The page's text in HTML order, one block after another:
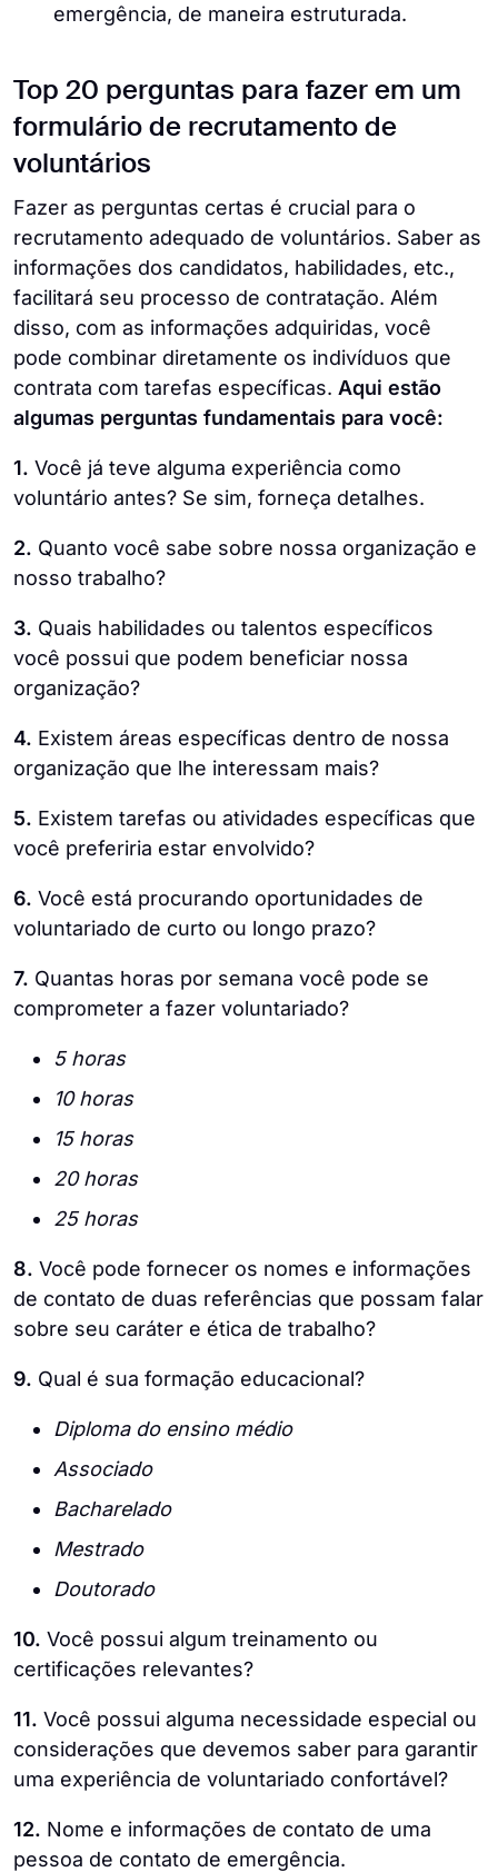
emergência, de maneira estruturada.
Top 20 perguntas para fazer em um
formulário de recrutamento de
voluntários
Fazer as perguntas certas é crucial para o
recrutamento adequado de voluntários. Saber as
informações dos candidatos, habilidades, etc.,
facilitará seu processo de contratação. Além
disso, com as informações adquiridas, você
pode combinar diretamente os indivíduos que
contrata com tarefas específicas. Aqui estão
algumas perguntas fundamentais para você:
1. Você já teve alguma experiência como
voluntário antes? Se sim, forneça detalhes.
2. Quanto você sabe sobre nossa organização e
nosso trabalho?
3. Quais habilidades ou talentos específicos
você possui que podem beneficiar nossa
organização?
4. Existem áreas específicas dentro de nossa
organização que lhe interessam mais?
5. Existem tarefas ou atividades específicas que
você preferiria estar envolvido?
6. Você está procurando oportunidades de
voluntariado de curto ou longo prazo?
7. Quantas horas por semana você pode se
comprometer a fazer voluntariado?
5 horas
10 horas
15 horas
20 horas
25 horas
8. Você pode fornecer os nomes e informações
de contato de duas referências que possam falar
sobre seu caráter e ética de trabalho?
9. Qual é sua formação educacional?
Diploma do ensino médio
Associado
Bacharelado
Mestrado
Doutorado
10. Você possui algum treinamento ou
certificações relevantes?
11. Você possui alguma necessidade especial ou
considerações que devemos saber para garantir
uma experiência de voluntariado confortável?
12. Nome e informações de contato de uma
pessoa de contato de emergência.